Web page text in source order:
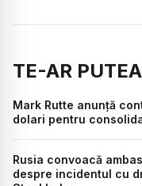
TE-AR
Mark Rutte anunță
dolari pentru
Rusia convoacă
despre incidentul cu